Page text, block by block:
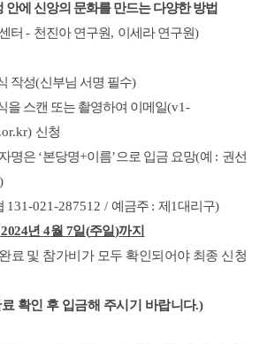
안에 신앙의 문화를 만드는 다양한 방법
터 - 천진아 연구원, 이세라 연구원)
작성(신부님 서명 필수)
을 스캔 또는 촬영하여 이메일(v1-
신청
명은 ‘본당명+이름’으로 입금 요망(예 : 권선
)
131-021-287512 / 예금주 : 제 1대리구)
년4월 7일(주일)까지
료 및 참가비가 모두 확인되어야 최종 신청
확인 후 입금해 주시기 바랍니다.)